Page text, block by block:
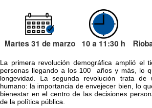
Martes 31 de marzo 10 a 11:30 h
La primera revolución demográfica amplió el
personas llegando a los 100  años y más, lo
longevidad. La segunda revolución trata de
humano: la importancia de envejecer bien, lo
bienestar en el centro de las decisiones
de la política pública.